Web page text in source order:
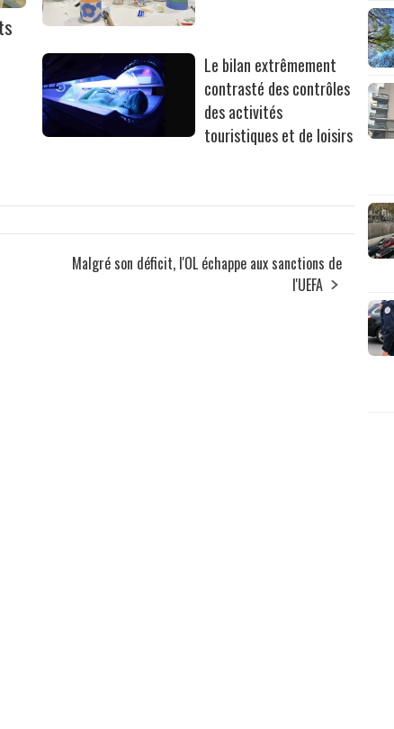
Le bilan extrêmement
contrasté des contrôles
des activités
touristiques et de loisirs
Malgré son déficit, l'OL échappe aux sanctions de
l'UEFA